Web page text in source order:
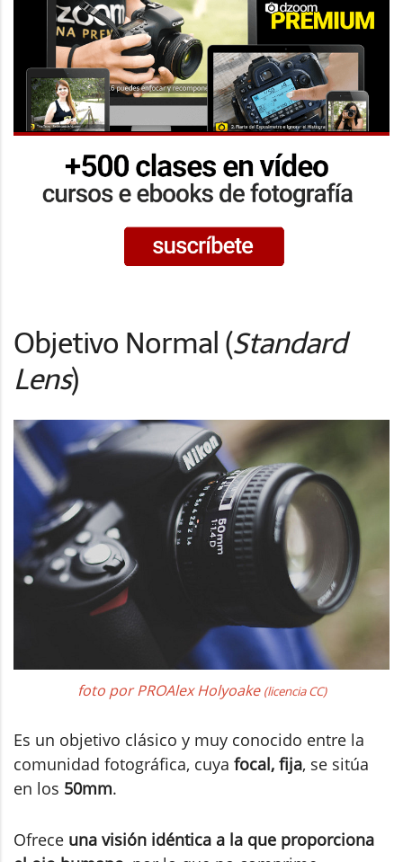
Objetivo Normal (Standard
Lens)
foto por PROAlex Holyoake (licencia CC)
Es un objetivo clásico y muy conocido entre la
comunidad fotográfica, cuya focal, fija, se sitúa
en los 50mm.
Ofrece una visión idéntica a la que proporciona